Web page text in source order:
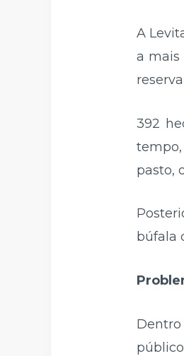
A
a mais
392
pasto,
búfala